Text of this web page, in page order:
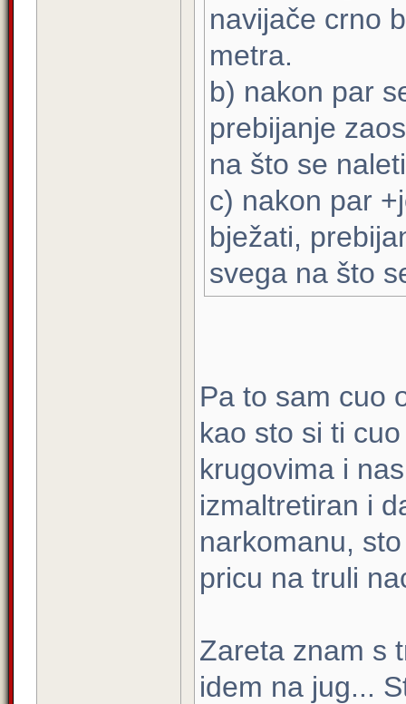
navijače crno
metra.
b) nakon par
prebijanje
na što se
c) nakon par
bježati,
svega na što
Pa to sam cuo
kao sto si ti
krugovima i
izmaltretiran i
narkomanu,
pricu na truli
Zareta znam s
idem na jug...